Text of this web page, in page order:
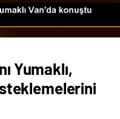
Yumaklı,